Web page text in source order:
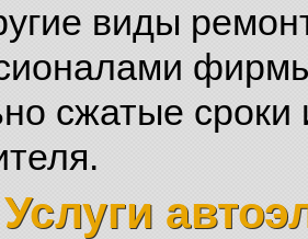
виды
сжатые
Услуги